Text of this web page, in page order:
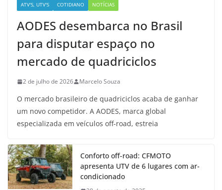
ATV'S, UTV'S COTIDIANO NOTÍCIAS
AODES desembarca no Brasil
para disputar espaço no
mercado de quadriciclos
2 de julho de 2026 Marcelo Souza
O mercado brasileiro de quadriciclos acaba de ganhar
um novo competidor. A AODES, marca global
especializada em veículos off-road, estreia
Conforto off-road: CFMOTO
apresenta UTV de 6 lugares com ar-
condicionado